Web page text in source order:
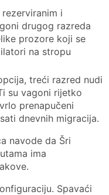
i
drugog razreda
prozore koji se
na stropu
treći razred nudi
su vagoni rijetko
prenapučeni
dnevnih migracija.
navode da Šri
ima
Spavaći